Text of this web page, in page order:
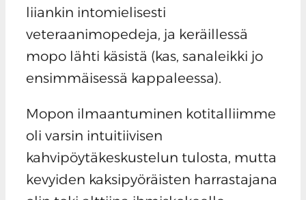
liiankin intomielisesti
veteraanimopedeja, ja keräillessä
mopo lähti käsistä (kas, sanaleikki jo
ensimmäisessä kappaleessa).
Mopon ilmaantuminen kotitalliimme
oli varsin intuitiivisen
kahvipöytäkeskustelun tulosta, mutta
kevyiden kaksipyöräisten harrastajana